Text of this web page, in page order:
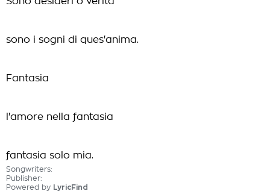
sono i sogni di ques'anima.
Fantasia
l'amore nella fantasia
fantasia solo mia.
Songwriters:
Publisher:
Powered by LyricFind